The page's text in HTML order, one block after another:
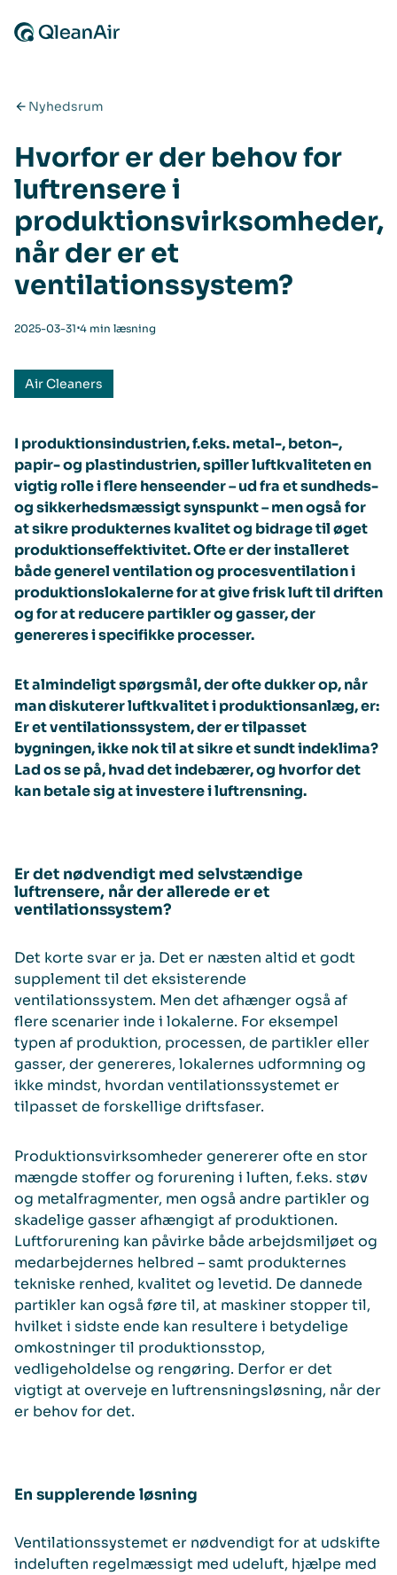
Nyhedsrum
Hvorfor er der behov for
luftrensere i
produktionsvirksomheder,
når der er et
ventilationssystem?
2025-03-31⋅4 min læsning
Air Cleaners
I produktionsindustrien, f.eks. metal-, beton-,
papir- og plastindustrien, spiller luftkvaliteten en
vigtig rolle i flere henseender – ud fra et sundheds-
og sikkerhedsmæssigt synspunkt – men også for
at sikre produkternes kvalitet og bidrage til øget
produktionseffektivitet. Ofte er der installeret
både generel ventilation og procesventilation i
produktionslokalerne for at give frisk luft til driften
og for at reducere partikler og gasser, der
genereres i specifikke processer.
Et almindeligt spørgsmål, der ofte dukker op, når
man diskuterer luftkvalitet i produktionsanlæg, er:
Er et ventilationssystem, der er tilpasset
bygningen, ikke nok til at sikre et sundt indeklima?
Lad os se på, hvad det indebærer, og hvorfor det
kan betale sig at investere i luftrensning.
Er det nødvendigt med selvstændige
luftrensere, når der allerede er et
ventilationssystem?
Det korte svar er ja. Det er næsten altid et godt
supplement til det eksisterende
ventilationssystem. Men det afhænger også af
flere scenarier inde i lokalerne. For eksempel
typen af produktion, processen, de partikler eller
gasser, der genereres, lokalernes udformning og
ikke mindst, hvordan ventilationssystemet er
tilpasset de forskellige driftsfaser.
Produktionsvirksomheder genererer ofte en stor
mængde stoffer og forurening i luften, f.eks. støv
og metalfragmenter, men også andre partikler og
skadelige gasser afhængigt af produktionen.
Luftforurening kan påvirke både arbejdsmiljøet og
medarbejdernes helbred – samt produkternes
tekniske renhed, kvalitet og levetid. De dannede
partikler kan også føre til, at maskiner stopper til,
hvilket i sidste ende kan resultere i betydelige
omkostninger til produktionsstop,
vedligeholdelse og rengøring. Derfor er det
vigtigt at overveje en luftrensningsløsning, når der
er behov for det.
En supplerende løsning
Ventilationssystemet er nødvendigt for at udskifte
indeluften regelmæssigt med udeluft, hjælpe med